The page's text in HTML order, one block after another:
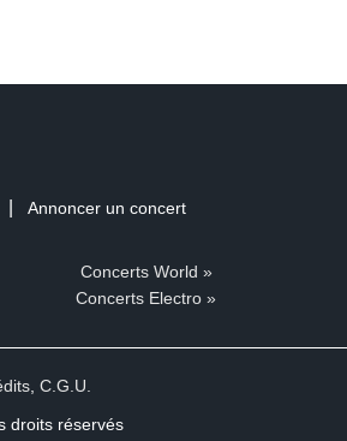
Annoncer un concert
Concerts World »
Concerts Electro »
C.G.U.
droits réservés